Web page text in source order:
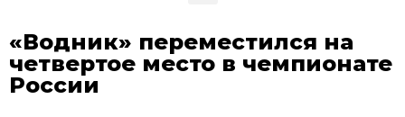
«Водник» переместился на
четвертое место в чемпионате
России